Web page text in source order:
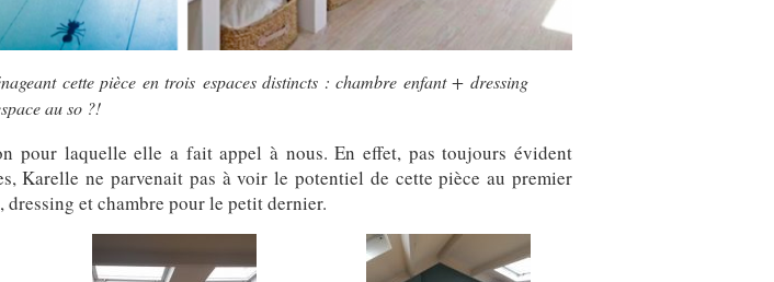
cette pièce en trois espaces distincts : chambre enfant + dressing
au so ?!
pour laquelle elle a fait appel à nous. En effet, pas toujours évident
Karelle ne parvenait pas à voir le potentiel de cette pièce au premier
et chambre pour le petit dernier.